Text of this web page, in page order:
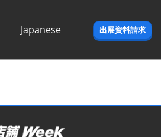
Japanese
出展資料請求